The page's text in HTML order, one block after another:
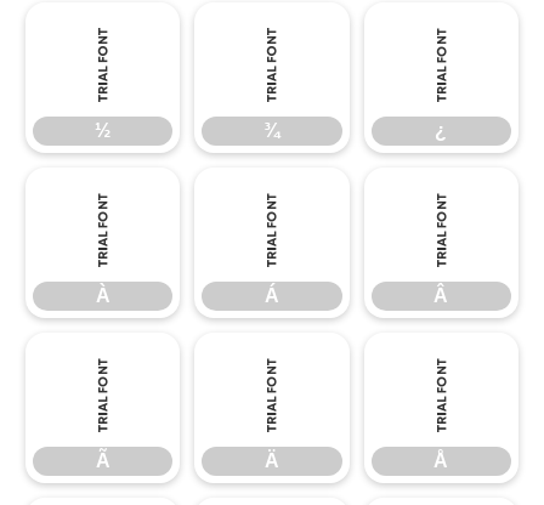
½
½
¾
¾
¿
¿
À
À
Á
Á
Â
Â
Ã
Ã
Ä
Ä
Å
Å